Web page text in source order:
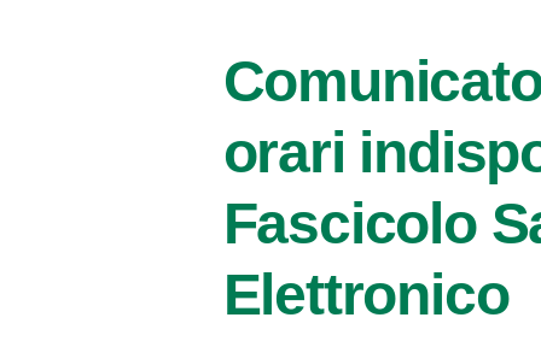
orari
Fascicolo
Elettronico